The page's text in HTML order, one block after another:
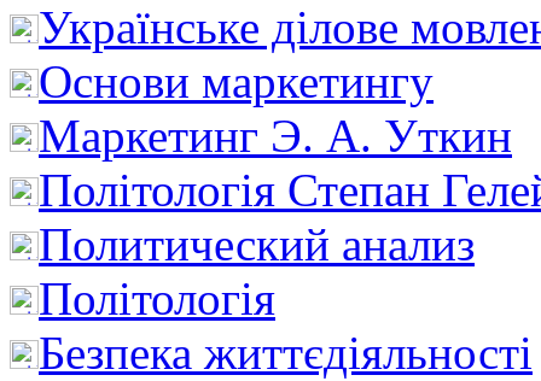
Українське ділове
Основи маркетингу
Маркетинг Э. А. Уткин
Політологія Степан
Политический анализ
Політологія
Безпека життєдіяльності